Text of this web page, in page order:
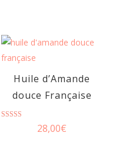
Huile d’Amande
douce Française
28,00€